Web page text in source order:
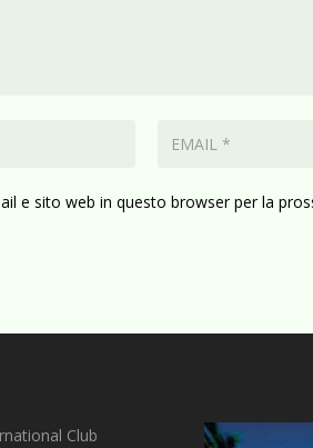
e sito web in questo browser per la
Club